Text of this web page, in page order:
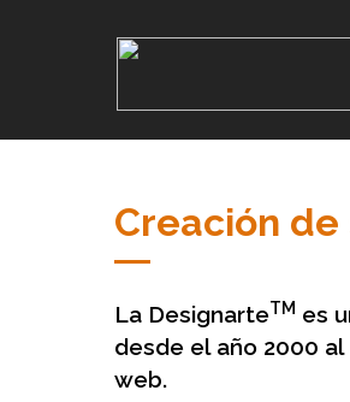
Creación
La DesignarteTM es
desde el año 2000
web.